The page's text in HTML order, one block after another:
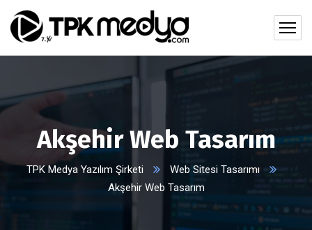
Akşehir Web Tasarım
TPK Medya Yazılım Şirketi
Web Sitesi Tasarımı
Akşehir Web Tasarım